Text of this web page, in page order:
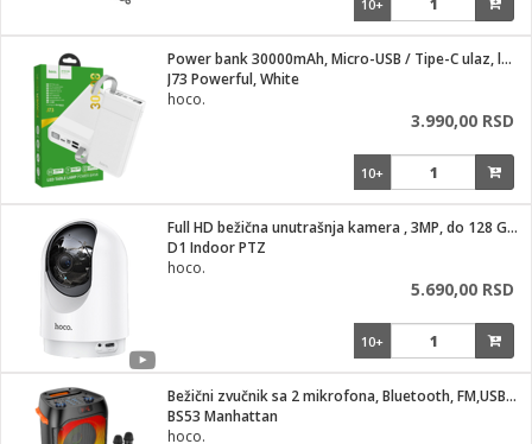
10+
Power bank 30000mAh, Micro-USB / Tipe-C ulaz, lampa
J73 Powerful, White
hoco.
3.990,00 RSD
10+
Full HD bežična unutrašnja kamera , 3MP, do 128 Gb kartica
D1 Indoor PTZ
hoco.
5.690,00 RSD
10+
Bežični zvučnik sa 2 mikrofona, Bluetooth, FM,USB,AUX
BS53 Manhattan
hoco.